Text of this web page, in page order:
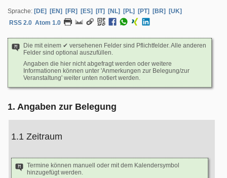
Sprache: [DE] [EN] [FR] [ES] [IT] [NL] [PL] [PT] [BR]
[UK]
RSS 2.0 Atom 1.0
Die mit einem ✔ versehenen Felder sind Pflichtfelder. Alle anderen
Felder sind optional auszufüllen.
Angaben die hier nicht abgefragt werden oder weitere
Informationen können unter 'Anmerkungen zur Belegung/zur
Veranstaltung' weiter unten notiert werden.
1. Angaben zur Belegung
1.1 Zeitraum
Termine können manuell oder mit dem Kalendersymbol
hinzugefügt werden.